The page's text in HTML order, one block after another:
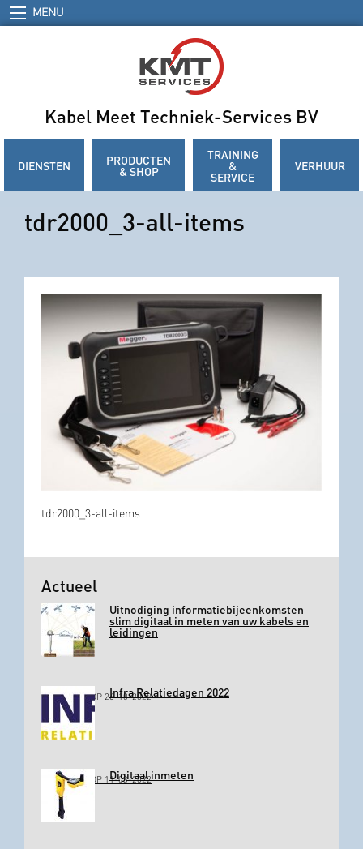
MENU
Kabel Meet Techniek-Services BV
DIENSTEN PRODUCTEN
& SHOP
TRAINING
&
SERVICE
VERHUUR
tdr2000_3-all-items
tdr2000_3-all-items
Actueel
Uitnodiging informatiebijeenkomsten
slim digitaal in meten van uw kabels en
leidingen
GEPLAATST OP 26-10-2022Infra Relatiedagen 2022
GEPLAATST OP 11-03-2022Digitaal inmeten